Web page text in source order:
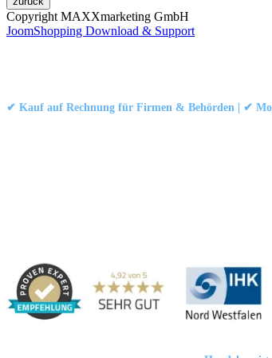
Copyright MAXXmarketing GmbH
JoomShopping Download & Support
✔ Kauf auf Rechnung für Firmen & Behörden | ✔